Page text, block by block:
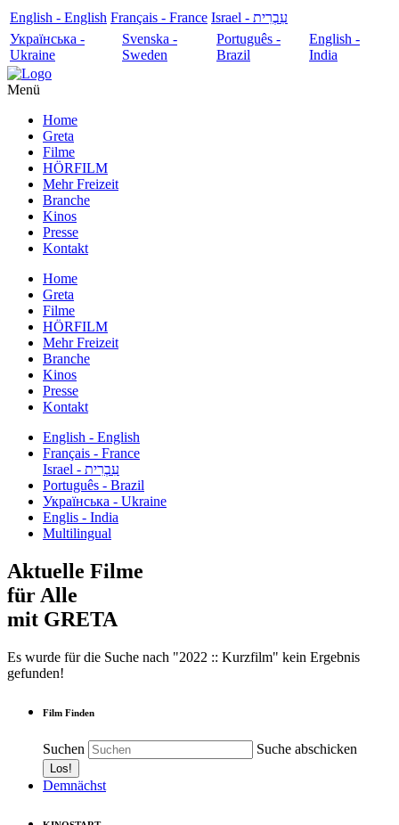
English - English Français - France
עִבְרִית - Israel
Українська -
Ukraine
Svenska -
Sweden
Português -
Brazil
English -
India
Menü
Home
Greta
Filme
HÖRFILM
Mehr Freizeit
Branche
Kinos
Presse
Kontakt
Home
Greta
Filme
HÖRFILM
Mehr Freizeit
Branche
Kinos
Presse
Kontakt
English - English
Français - France
עִבְרִית - Israel
Português - Brazil
Українська - Ukraine
Englis - India
Multilingual
Aktuelle Filme
für Alle
mit GRETA
Es wurde für die Suche nach "2022 :: Kurzfilm" kein Ergebnis
gefunden!
Film Finden
Suchen Suche abschicken
Demnächst